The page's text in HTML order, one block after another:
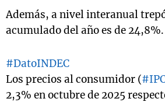
Además, a nivel interanual
acumulado del año es de 24,8%.
#DatoINDEC
Los precios al consumidor (
2,3% en octubre de 2025